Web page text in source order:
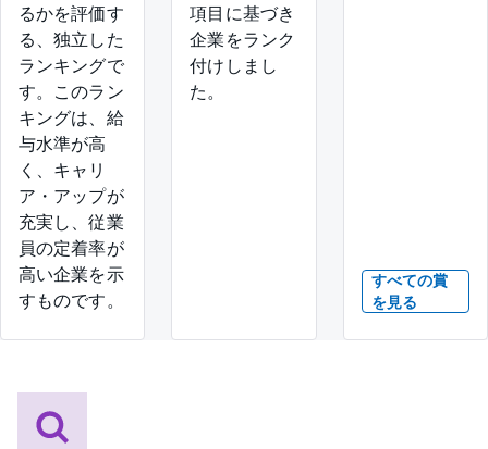
るかを評価す
る、独立した
ランキングで
す。このラン
キングは、給
与水準が高
く、キャリ
ア・アップが
充実し、従業
員の定着率が
高い企業を示
すものです。
項目に基づき
企業をランク
付けしまし
た。
すべての賞
を見る